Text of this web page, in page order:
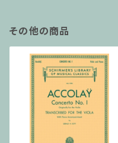
その他の商品